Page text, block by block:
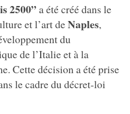
2500”a été créé dans le
et l’art deNaples,
du
de l’Italie et à la
Cette décision a été prise
le cadre du décret-loi